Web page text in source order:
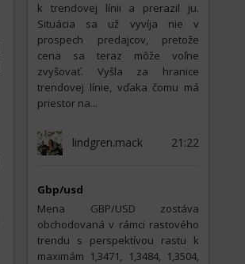
k trendovej línii a prerazil ju.
Situácia sa už vyvíja nie v
prospech predajcov, pretože
cena sa teraz môže voľne
zvyšovať. Vyšla za hranice
trendovej línie, vďaka čomu má
priestor na...
lindgren.mack 21:22
Gbp/usd
Mena GBP/USD zostáva
obchodovaná v rámci rastového
trendu s perspektívou rastu k
maximám 1,3471, 1,3484, 1,3504,